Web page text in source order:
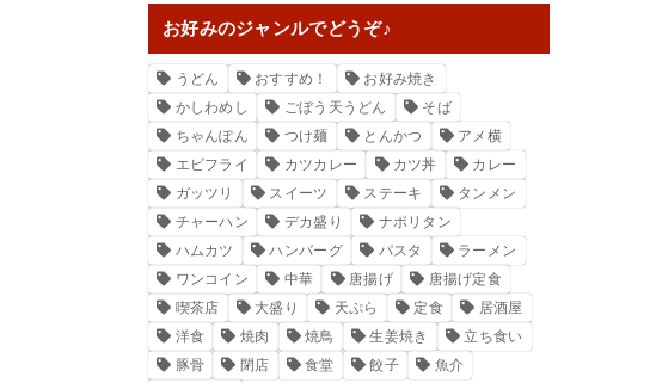
お好みのジャンルでどうぞ♪
うどん おすすめ！
お好み焼き
かしわめし
ごぼう天うどん
そば
ちゃんぽん
つけ麺 とんかつ
アメ横
エビフライ
カツカレー カツ丼
カレー
ガッツリ
スイーツ ステーキ
タンメン
チャーハン
デカ盛り
ナポリタン
ハムカツ
ハンバーグ パスタ
ラーメン
ワンコイン
中華 唐揚げ
唐揚げ定食
喫茶店
大盛り 天ぷら 定食
居酒屋
洋食
焼肉 焼鳥 生姜焼き
立ち食い
豚骨
閉店 食堂 餃子
魚介